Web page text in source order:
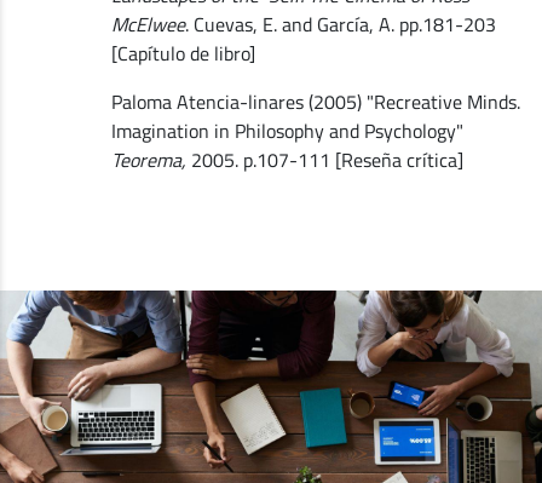
McElwee. Cuevas, E. and García, A. pp.181-203
[Capítulo de libro]
Paloma Atencia-linares (2005) "Recreative Minds.
Imagination in Philosophy and Psychology"
Teorema, 2005. p.107-111 [Reseña crítica]